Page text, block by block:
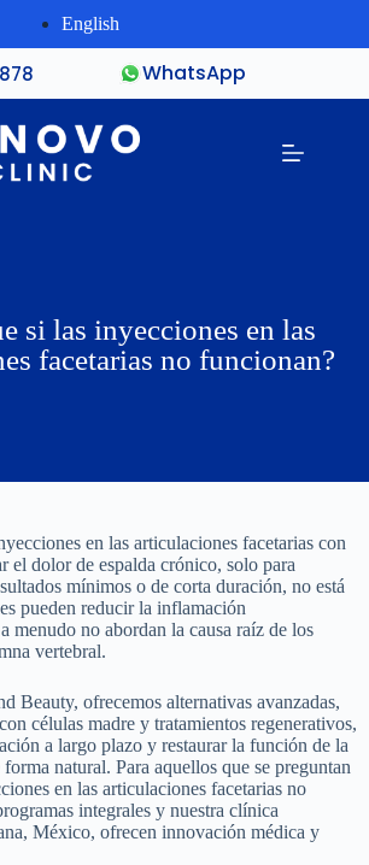
English
WhatsApp
si las inyecciones en las
facetarias no funcionan?
en las articulaciones facetarias con
el dolor de espalda crónico, solo para
mínimos o de corta duración, no está
pueden reducir la inflamación
menudo no abordan la causa raíz de los
vertebral.
Beauty, ofrecemos alternativas avanzadas,
células madre y tratamientos regenerativos,
a largo plazo y restaurar la función de la
natural. Para aquellos que se preguntan
en las articulaciones facetarias no
integrales y nuestra clínica
México, ofrecen innovación médica y